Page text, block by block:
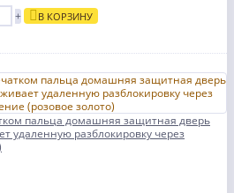
+ В КОРЗИНУ
пальца домашняя защитная дверь
удаленную разблокировку через